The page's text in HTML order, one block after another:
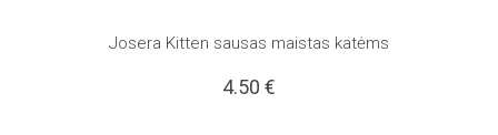
Josera Kitten sausas maistas katėms
4.50 €